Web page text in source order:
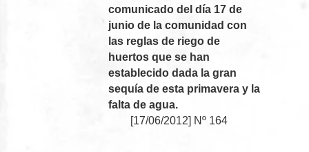
comunicado del día 17 de
junio de la comunidad con
las reglas de riego de
huertos que se han
establecido dada la gran
sequía de esta primavera y la
falta de agua.
[17/06/2012] Nº 164